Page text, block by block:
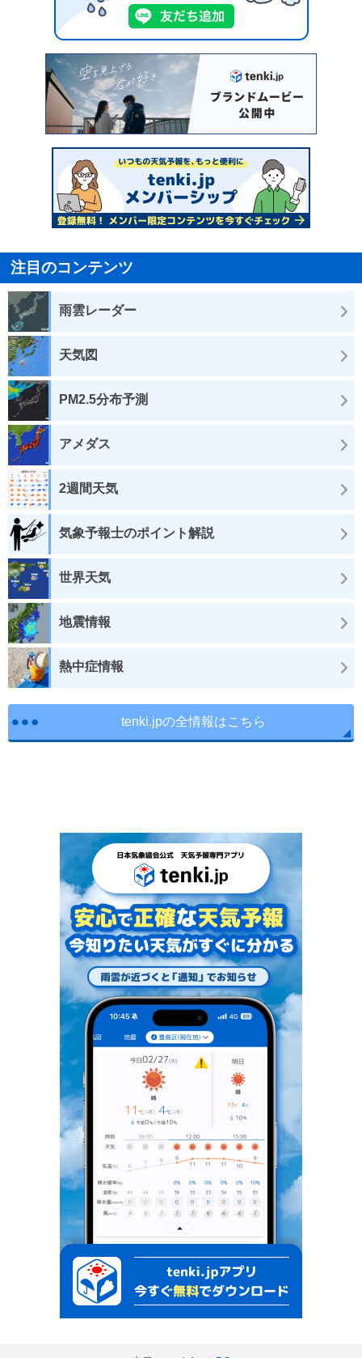
注目のコンテンツ
雨雲レーダー
天気図
PM2.5分布予測
アメダス
2週間天気
気象予報士のポイント解説
世界天気
地震情報
熱中症情報
tenki.jpの全情報はこちら